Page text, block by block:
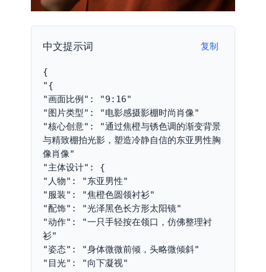
中文提示词 复制
{
"{
"画面比例": "9:16"
"图片类型": "电影感摄影棚时尚肖像"
"核心创意": "通过焦橙与锈色调的渐变背景
与精致棚拍光影，塑造冷静自信的东亚男性胸
像肖像"
"主体设计": {
"人物": "东亚男性"
"服装": "焦橙色圆领衬衫"
"配饰": "光泽黑色长方形太阳镜"
"动作": "一只手轻按在领口，仿佛整理衬
衫"
"姿态": "身体微微前倾，头略微倾斜"
"目光": "向下凝视"